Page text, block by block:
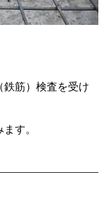
筋）検査を受け
す。